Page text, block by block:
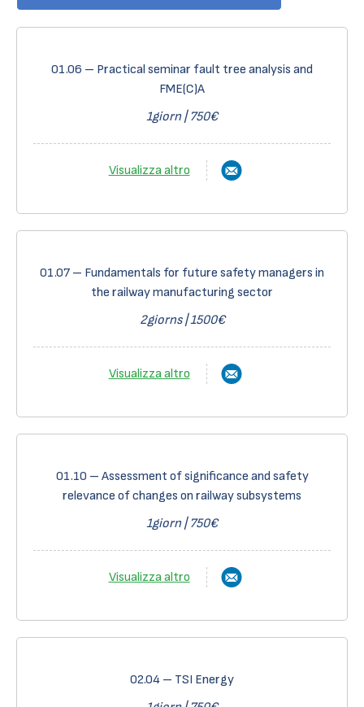
01.06 – Practical seminar fault tree analysis and
FME(C)A
1giorn | 750€
Visualizza altro
01.07 – Fundamentals for future safety managers in
the railway manufacturing sector
2giorns | 1500€
Visualizza altro
01.10 – Assessment of significance and safety
relevance of changes on railway subsystems
1giorn | 750€
Visualizza altro
02.04 – TSI Energy